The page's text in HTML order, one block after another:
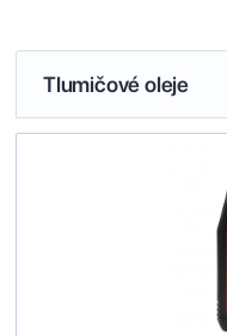
Tlumičové oleje